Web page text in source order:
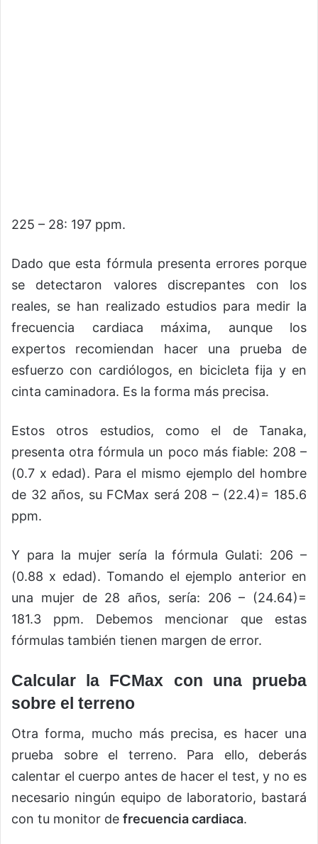
225 – 28: 197 ppm.
Dado que esta fórmula presenta errores porque
se detectaron valores discrepantes con los
reales, se han realizado estudios para medir la
frecuencia cardiaca máxima, aunque los
expertos recomiendan hacer una prueba de
esfuerzo con cardiólogos, en bicicleta fija y en
cinta caminadora. Es la forma más precisa.
Estos otros estudios, como el de Tanaka,
presenta otra fórmula un poco más fiable: 208 –
(0.7 x edad). Para el mismo ejemplo del hombre
de 32 años, su FCMax será 208 – (22.4)= 185.6
ppm.
Y para la mujer sería la fórmula Gulati: 206 –
(0.88 x edad). Tomando el ejemplo anterior en
una mujer de 28 años, sería: 206 – (24.64)=
181.3 ppm. Debemos mencionar que estas
fórmulas también tienen margen de error.
Calcular la FCMax con una prueba
sobre el terreno
Otra forma, mucho más precisa, es hacer una
prueba sobre el terreno. Para ello, deberás
calentar el cuerpo antes de hacer el test, y no es
necesario ningún equipo de laboratorio, bastará
con tu monitor de frecuencia cardiaca.